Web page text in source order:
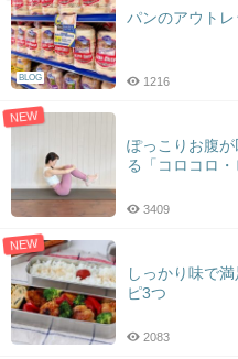
BLOG
パンのアウトレ
1216
NEW
ぽっこりお腹
る「コロコロ・
3409
NEW
しっかり味で
ピ3つ
2083